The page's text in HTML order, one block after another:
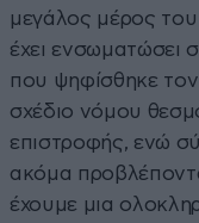
μεγάλος μέρος
έχει ενσωματώσει
που ψηφίσθηκε
σχέδιο νόμου
επιστροφής, ενώ
ακόμα
έχουμε μια